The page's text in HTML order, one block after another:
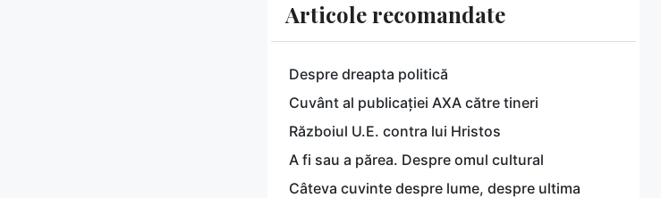
Articole recomandate
Despre dreapta politică
Cuvânt al publicației AXA către tineri
Războiul U.E. contra lui Hristos
A fi sau a părea. Despre omul cultural
Câteva cuvinte despre lume, despre ultima